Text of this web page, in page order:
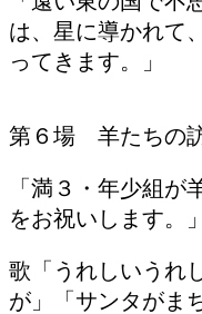
は、星に導かれて
ってきます。」
第６場 羊たちの
「満３・年少組が
をお祝いします。」
歌「うれしいうれ
が」「サンタがま